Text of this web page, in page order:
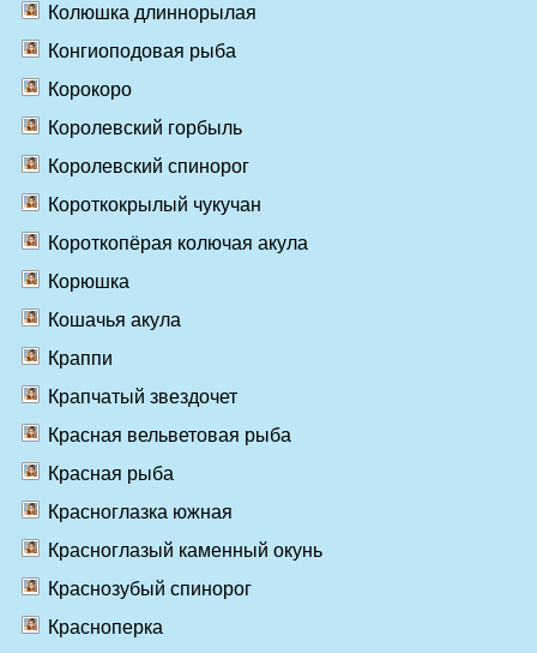
Колюшка длиннорылая
Конгиоподовая рыба
Корокоро
Королевский горбыль
Королевский спинорог
Короткокрылый чукучан
Короткопёрая колючая акула
Корюшка
Кошачья акула
Краппи
Крапчатый звездочет
Красная вельветовая рыба
Красная рыба
Красноглазка южная
Красноглазый каменный окунь
Краснозубый спинорог
Красноперка